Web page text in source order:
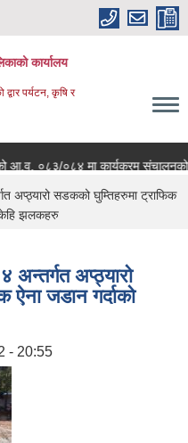
कार्यालय
द्वार पर्यटन, कृषि र
०८३/०८४ मा कार्यक्रम संचालनको
अप्ठ्यारो सडकको घुम्तिहरुमा ट्राफिक
केहि झलकहरु
अन्तर्गत अप्ठ्यारो
जडान गर्दाको
- 20:55